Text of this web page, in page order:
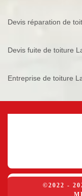
Devis réparation de
Devis fuite de toiture
Entreprise de toiture
©2022 -